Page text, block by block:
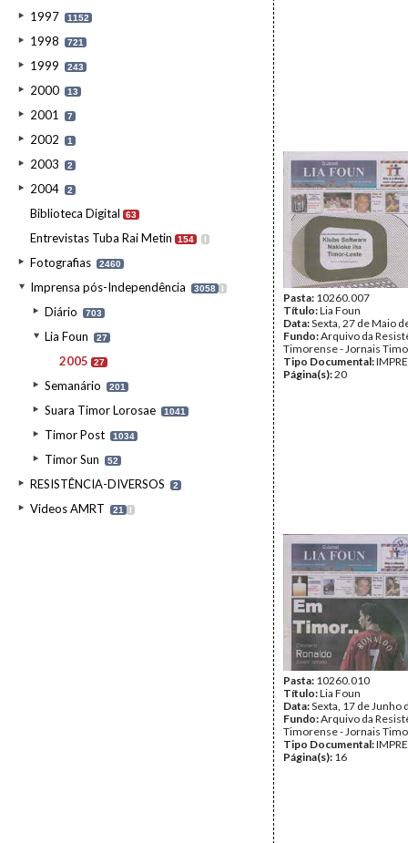
1997 1152
1998 721
1999 243
2000 13
2001 7
2002 1
2003 2
2004 2
Biblioteca Digital 63
Entrevistas Tuba Rai Metin 154 I
Fotografias 2460
Imprensa pós-Independência 3058 I
Diário 703
Lia Foun 27
2005 27
Semanário 201
Suara Timor Lorosae 1041
Timor Post 1034
Timor Sun 52
RESISTÊNCIA-DIVERSOS 2
Videos AMRT 21 I
Pasta: 10260.007
Título:Lia Foun
Data:Sexta, 27 de Maio
Fundo:Arquivo da
Timorense - Jornais
Tipo Documental:
Página(s):20
Pasta: 10260.010
Título:Lia Foun
Data:Sexta, 17 de Junho
Fundo:Arquivo da
Timorense - Jornais
Tipo Documental:
Página(s): 16